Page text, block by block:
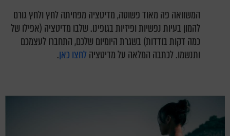
המשוואה פה מאוד פשוטה, מדיטציה מפחיתה לחץ ולחץ גורם
להמון בעיות נפשיות ופיזיות בגופינו. שלבו מדיטציה (אפילו של
כמה דקות בודדות) בשגרת היומיום שלכם, התחברו לעצמכם
ותנשמו. לכתבה המלאה על מדיטציהלחצו כאן.